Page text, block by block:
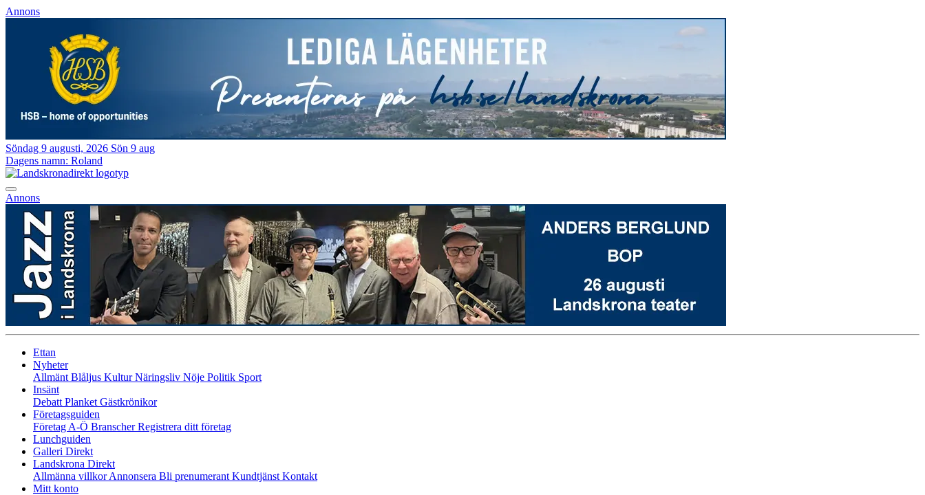
Annons
Söndag 9 augusti, 2026 Sön 9 aug
Dagens namn: Roland
Annons
Ettan
Nyheter
Allmänt Blåljus KulturNäringsliv Nöje Politik Sport
Insänt
Debatt Planket Gästkrönikor
Företagsguiden
Företag A-Ö BranscherRegistrera ditt företag
Lunchguiden
Galleri Direkt
Landskrona Direkt
Allmänna villkorAnnonsera Bli prenumerant Kundtjänst Kontakt
Mitt konto